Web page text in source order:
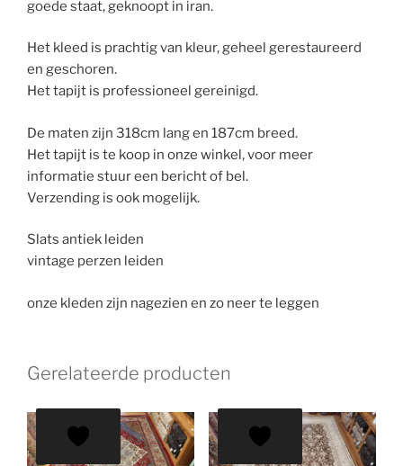
goede staat, geknoopt in iran.
Het kleed is prachtig van kleur, geheel gerestaureerd
en geschoren.
Het tapijt is professioneel gereinigd.
De maten zijn 318cm lang en 187cm breed.
Het tapijt is te koop in onze winkel, voor meer
informatie stuur een bericht of bel.
Verzending is ook mogelijk.
Slats antiek leiden
vintage perzen leiden
onze kleden zijn nagezien en zo neer te leggen
Gerelateerde producten